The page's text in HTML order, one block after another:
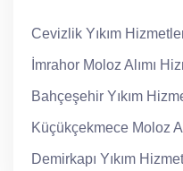
Cevizlik Yıkım
İmrahor Moloz Alımı
Bahçeşehir Yıkım
Küçükçekmece Moloz
Demirkapı Yıkım